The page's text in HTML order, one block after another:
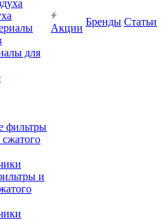
для
и
Акции
Бренды Статьи